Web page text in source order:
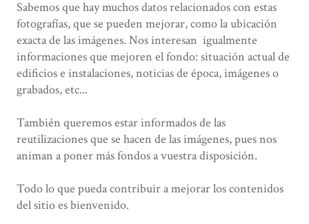
Sabemos que hay muchos datos relacionados con estas
fotografías, que se pueden mejorar, como la ubicación
exacta de las imágenes. Nos interesan igualmente
informaciones que mejoren el fondo: situación actual de
edificios e instalaciones, noticias de época, imágenes o
grabados, etc...
También queremos estar informados de las
reutilizaciones que se hacen de las imágenes, pues nos
animan a poner más fondos a vuestra disposición.
Todo lo que pueda contribuir a mejorar los contenidos
del sitio es bienvenido.